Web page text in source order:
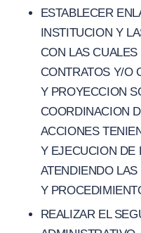
ESTABLECER
INSTITUCION Y
CON LAS
CONTRATOS Y/O
Y PROYECCION
COORDINACION
ACCIONES
Y EJECUCION DE
ATENDIENDO
Y
REALIZAR EL